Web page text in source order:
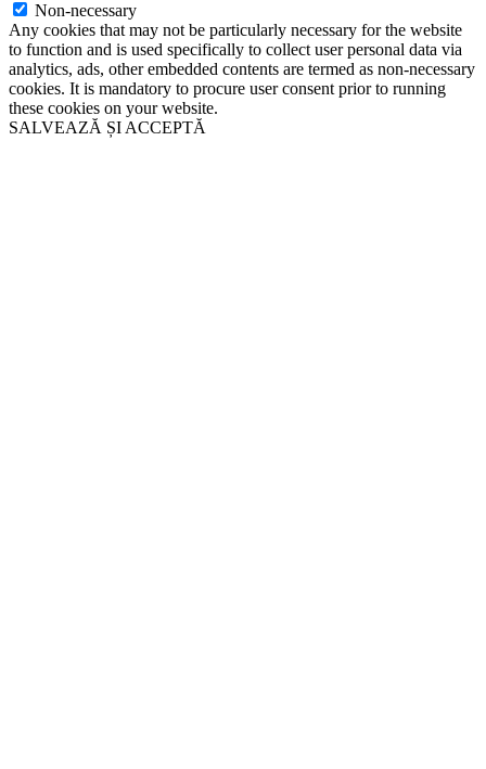
Non-necessary
Any cookies that may not be particularly necessary for the website
to function and is used specifically to collect user personal data via
analytics, ads, other embedded contents are termed as non-necessary
cookies. It is mandatory to procure user consent prior to running
these cookies on your website.
SALVEAZĂ ȘI ACCEPTĂ